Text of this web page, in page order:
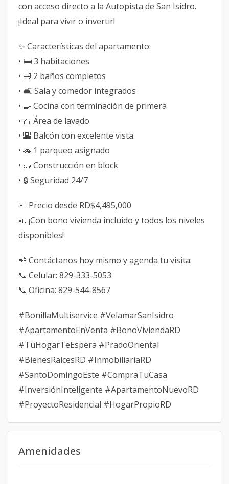
con acceso directo a la Autopista de San Isidro.
¡Ideal para vivir o invertir!
✨ Características del apartamento:
• 🛏️ 3 habitaciones
• 🛁 2 baños completos
• 🛋️ Sala y comedor integrados
• 🍳 Cocina con terminación de primera
• 🧺 Área de lavado
• 🌇 Balcón con excelente vista
• 🚗 1 parqueo asignado
• 🧱 Construcción en block
• 🔒 Seguridad 24/7
💵 Precio desde RD$4,495,000
📣 ¡Con bono vivienda incluido y todos los niveles
disponibles!
📲 Contáctanos hoy mismo y agenda tu visita:
📞 Celular: 829-333-5053
📞 Oficina: 829-544-8567
#BonillaMultiservice #VelamarSanIsidro
#ApartamentoEnVenta #BonoViviendaRD
#TuHogarTeEspera #PradoOriental
#BienesRaícesRD #InmobiliariaRD
#SantoDomingoEste #CompraTuCasa
#InversiónInteligente #ApartamentoNuevoRD
#ProyectoResidencial #HogarPropioRD
Amenidades